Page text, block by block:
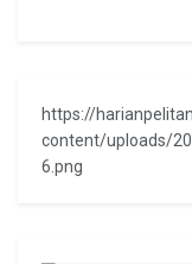
https://
content/uploads/
6.png